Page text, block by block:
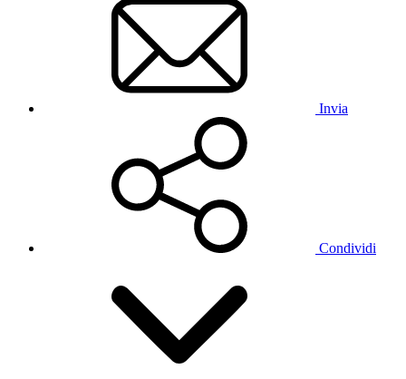
Invia
Condividi